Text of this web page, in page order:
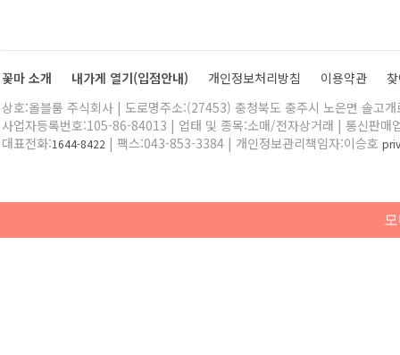
꽃마 소개 내가게 열기(입점안내) 개인정보처리방침 이용약관
상호:올블룸 주식회사 | 도로명주소:(27453) 충청북도 충주시 노은면 솔고
사업자등록번호:105-86-84013 | 업태 및 종목:소매/전자상거래 | 통신판매
대표전화:1644-8422 | 팩스:043-853-3384 | 개인정보관리책임자:이승호